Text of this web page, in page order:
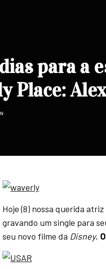
para a
Place:
Hoje (8) nossa querida
gravando um single para
seu novo filme da Disney,